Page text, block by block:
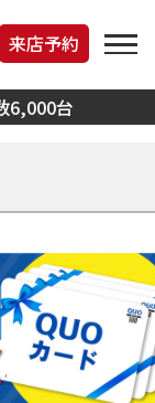
6,000台
来店予約